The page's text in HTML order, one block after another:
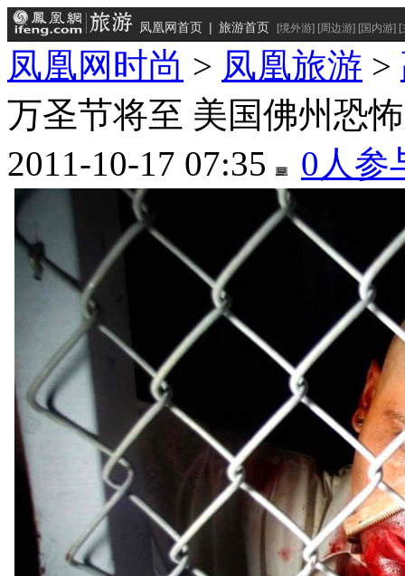
凤凰网首页 | 旅游首页 [境外游] [周边游] [国内游] [
凤凰网时尚 > 凤凰旅游 >
万圣节将至 美国佛州恐
2011-10-17 07:35
0 人参